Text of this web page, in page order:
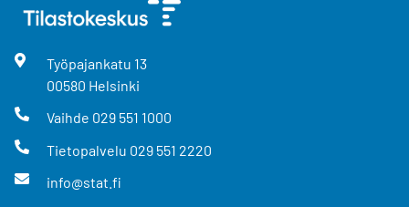
Työpajankatu 13
00580 Helsinki
Vaihde 029 551 1000
Tietopalvelu 029 551 2220
info@stat.fi